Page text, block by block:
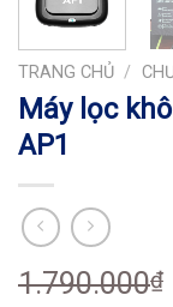
TRANG CHỦ /
Máy lọc
AP1
1.790.000₫